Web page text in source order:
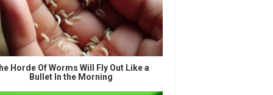
Horde Of Worms Will Fly Out Like a
Bullet In the Morning